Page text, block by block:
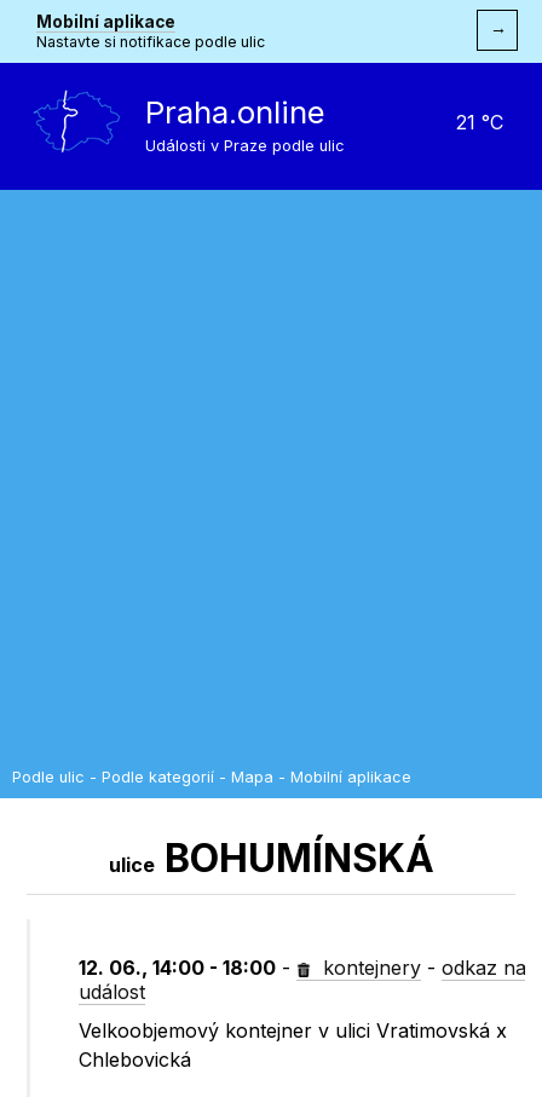
Mobilní aplikace
Nastavte si notifikace podle ulic
→
Praha.online
Události v Praze podle ulic
21 °C
Podle ulic - Podle kategorií - Mapa - Mobilní aplikace
uliceBOHUMÍNSKÁ
12. 06., 14:00 - 18:00 - kontejnery -odkaz na
událost
Velkoobjemový kontejner v ulici Vratimovská x
Chlebovická